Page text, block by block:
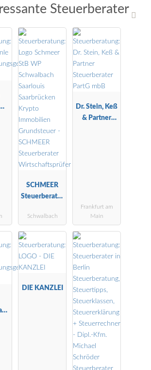
Steuerberater
SCHMEER
Steuerberater
üfer
Schwalbach
Dr. Stein, Keß
& Partner
Frankfurt am
Main
DIE KANZLEI